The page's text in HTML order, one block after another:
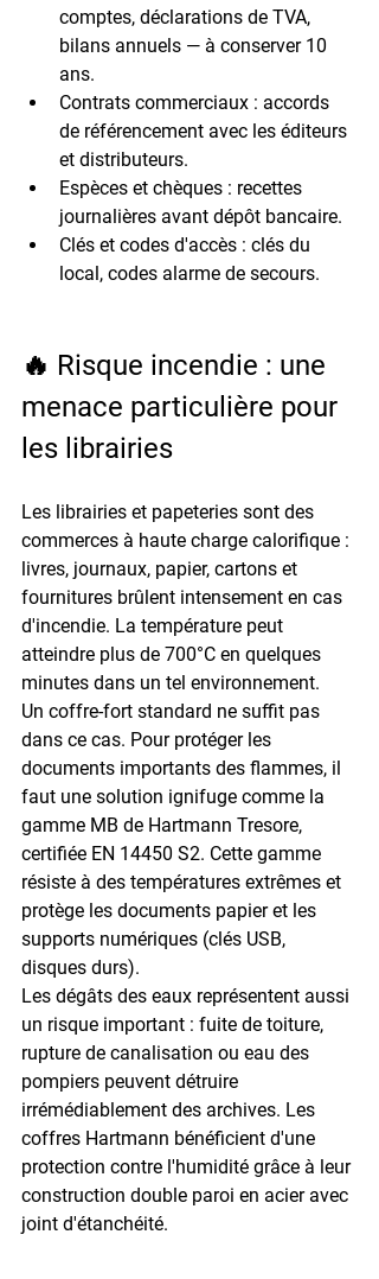
comptes, déclarations de TVA,
bilans annuels — à conserver 10
ans.
Contrats commerciaux : accords
de référencement avec les éditeurs
et distributeurs.
Espèces et chèques : recettes
journalières avant dépôt bancaire.
Clés et codes d'accès : clés du
local, codes alarme de secours.
🔥 Risque incendie : une
menace particulière pour
les librairies
Les librairies et papeteries sont des
commerces à haute charge calorifique :
livres, journaux, papier, cartons et
fournitures brûlent intensement en cas
d'incendie. La température peut
atteindre plus de 700°C en quelques
minutes dans un tel environnement.
Un coffre-fort standard ne suffit pas
dans ce cas. Pour protéger les
documents importants des flammes, il
faut une solution ignifuge comme la
gamme MB de Hartmann Tresore,
certifiée EN 14450 S2. Cette gamme
résiste à des températures extrêmes et
protège les documents papier et les
supports numériques (clés USB,
disques durs).
Les dégâts des eaux représentent aussi
un risque important : fuite de toiture,
rupture de canalisation ou eau des
pompiers peuvent détruire
irrémédiablement des archives. Les
coffres Hartmann bénéficient d'une
protection contre l'humidité grâce à leur
construction double paroi en acier avec
joint d'étanchéité.